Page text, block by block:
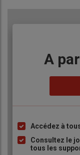
Body
A
Liste
à
puce
Accédez à
Consultez le
tous les